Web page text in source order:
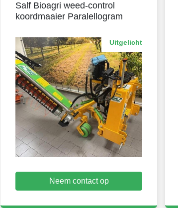
Salf Bioagri weed-control
koordmaaier Paralellogram
Uitgelicht
Neem contact op